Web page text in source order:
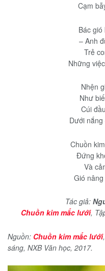
Cạm
Bác
– Anh
Trẻ
Những
Nhện
Như
Cúi
Dưới
Chuồn
Đứng
Và
Gió
Tác giả:
Chuồn kim mắc lưới,
Nguồn: Chuồn kim mắc lưới
sáng, NXB Văn học, 2017.